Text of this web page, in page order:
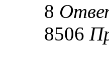
8
8506